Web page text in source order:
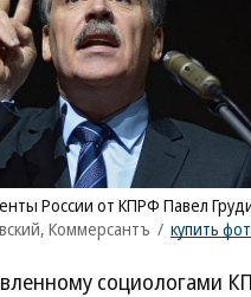
России от КПРФ Павел
Коммерсантъ / купить
социологами